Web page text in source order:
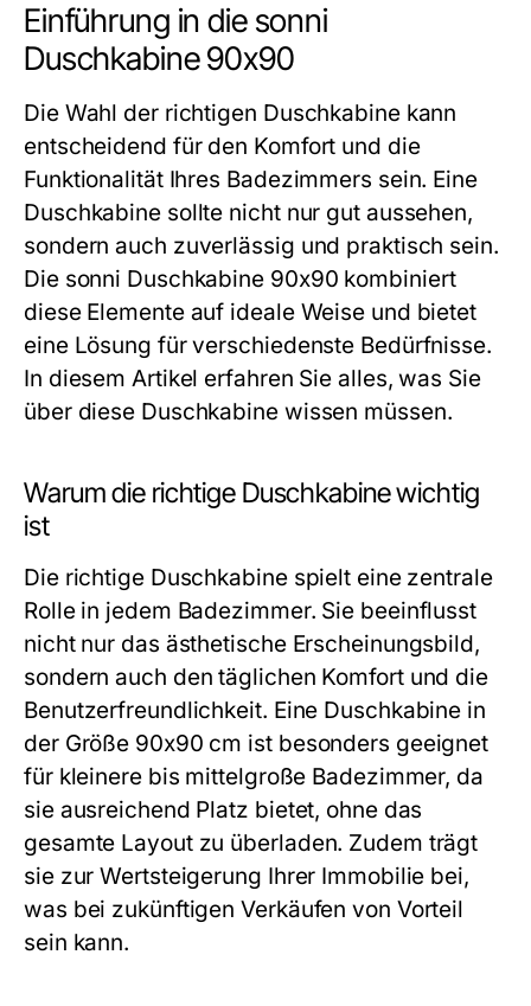
Einführung in die sonni
Duschkabine 90x90
Die Wahl der richtigen Duschkabine kann
entscheidend für den Komfort und die
Funktionalität Ihres Badezimmers sein. Eine
Duschkabine sollte nicht nur gut aussehen,
sondern auch zuverlässig und praktisch sein.
Die sonni Duschkabine 90x90 kombiniert
diese Elemente auf ideale Weise und bietet
eine Lösung für verschiedenste Bedürfnisse.
In diesem Artikel erfahren Sie alles, was Sie
über diese Duschkabine wissen müssen.
Warum die richtige Duschkabine wichtig
ist
Die richtige Duschkabine spielt eine zentrale
Rolle in jedem Badezimmer. Sie beeinflusst
nicht nur das ästhetische Erscheinungsbild,
sondern auch den täglichen Komfort und die
Benutzerfreundlichkeit. Eine Duschkabine in
der Größe 90x90 cm ist besonders geeignet
für kleinere bis mittelgroße Badezimmer, da
sie ausreichend Platz bietet, ohne das
gesamte Layout zu überladen. Zudem trägt
sie zur Wertsteigerung Ihrer Immobilie bei,
was bei zukünftigen Verkäufen von Vorteil
sein kann.